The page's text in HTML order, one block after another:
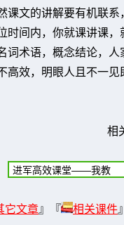
课文的讲解要有机联
时间内，你就课讲课
词术语，概念结论，
效，明眼人且不一见
相
它文章』『 相关课件